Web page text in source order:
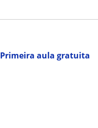
Primeira aula gratuita